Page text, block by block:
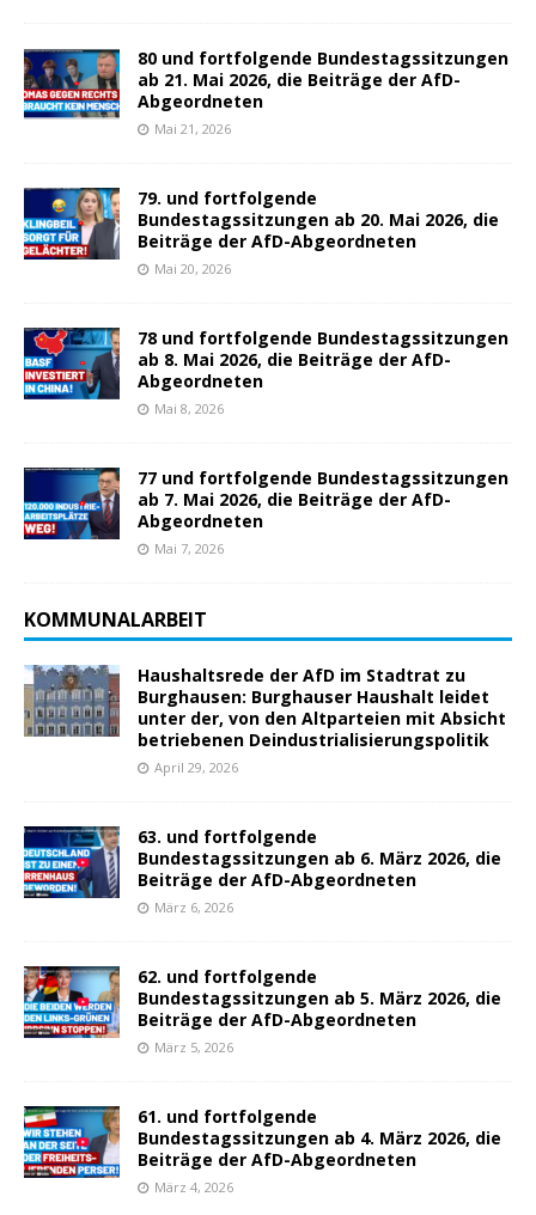
80 und fortfolgende Bundestagssitzungen
ab 21. Mai 2026, die Beiträge der AfD-
Abgeordneten
Mai 21, 2026
79. und fortfolgende
Bundestagssitzungen ab 20. Mai 2026, die
Beiträge der AfD-Abgeordneten
Mai 20, 2026
78 und fortfolgende Bundestagssitzungen
ab 8. Mai 2026, die Beiträge der AfD-
Abgeordneten
Mai 8, 2026
77 und fortfolgende Bundestagssitzungen
ab 7. Mai 2026, die Beiträge der AfD-
Abgeordneten
Mai 7, 2026
KOMMUNALARBEIT
Haushaltsrede der AfD im Stadtrat zu
Burghausen: Burghauser Haushalt leidet
unter der, von den Altparteien mit Absicht
betriebenen Deindustrialisierungspolitik
April 29, 2026
63. und fortfolgende
Bundestagssitzungen ab 6. März 2026, die
Beiträge der AfD-Abgeordneten
März 6, 2026
62. und fortfolgende
Bundestagssitzungen ab 5. März 2026, die
Beiträge der AfD-Abgeordneten
März 5, 2026
61. und fortfolgende
Bundestagssitzungen ab 4. März 2026, die
Beiträge der AfD-Abgeordneten
März 4, 2026